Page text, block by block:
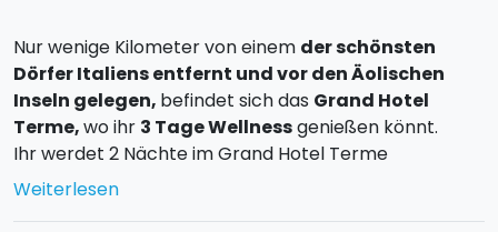
Nur wenige Kilometer von einem der schönsten
Dörfer Italiens entfernt und vor den Äolischen
Inseln gelegen, befindet sich das Grand Hotel
Terme,wo ihr 3 Tage Wellnessgenießen könnt.
Ihr werdet 2 Nächte im Grand Hotel Terme
verbringen, ein antikes Gebäude im mediterranen Stil,
Weiterlesen